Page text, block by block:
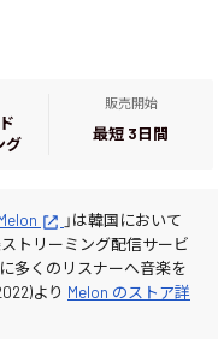
グ
販売開始
最短 3日間
」は韓国において
トリーミング配信サービ
多くのリスナーへ音楽を
より Melon のストア詳